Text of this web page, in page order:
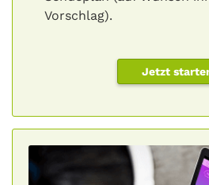
Vorschlag).
Jetzt